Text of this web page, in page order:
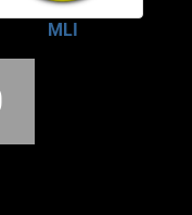
MLI